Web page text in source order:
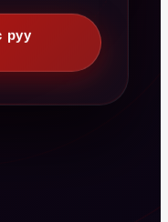
руу